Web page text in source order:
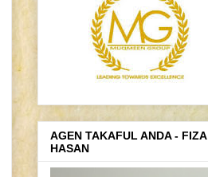
AGEN TAKAFUL ANDA - FIZA
HASAN